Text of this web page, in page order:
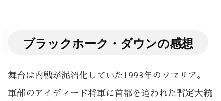
ブラックホーク・ダウンの感想
舞台は内戦が泥沼化していた1993年のソマリア。
軍部のアイディード将軍に首都を追われた暫定大統